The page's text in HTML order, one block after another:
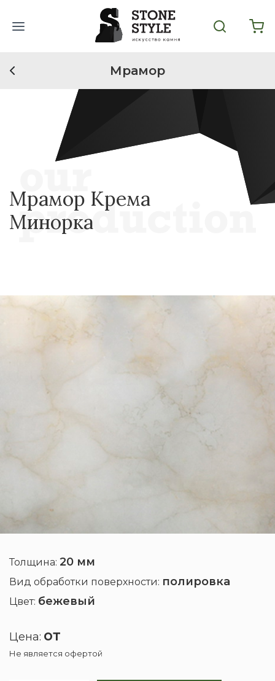
Мрамор
Мрамор Крема
Минорка
Толщина: 20 мм
Вид обработки поверхности: полировка
Цвет: бежевый
Цена: от
Не является офертой